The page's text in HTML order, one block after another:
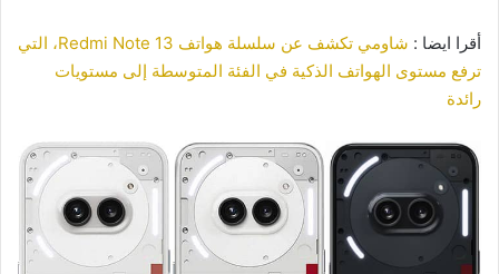
أقرا ايضا :
شاومي تكشف عن سلسلة هواتف Redmi Note 13، التي
ترفع مستوى الهواتف الذكية في الفئة المتوسطة إلى مستويات
رائدة